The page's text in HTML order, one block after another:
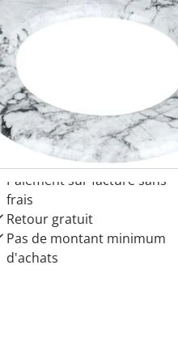
de choisir
& Confort”
Paiement sur facture sans
frais
Retour gratuit
Pas de montant minimum
d'achats